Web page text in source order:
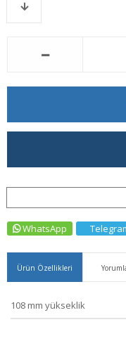
Stok
Favorilere
WhatsApp
Ürün Özellikleri
108 mm yükseklik